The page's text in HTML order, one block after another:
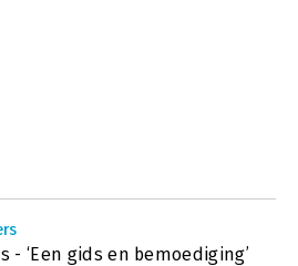
- ‘Een gids en bemoediging’